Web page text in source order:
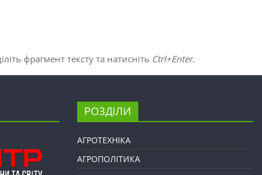
фрагмент тексту та натисніть Ctrl+Enter.
РОЗДІЛИ
АГРОТЕХНІКА
АГРОПОЛІТИКА